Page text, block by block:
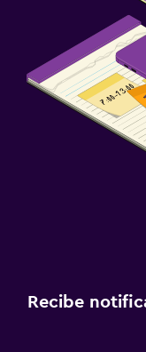
Recibe